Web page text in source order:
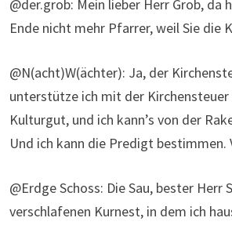
@der.grob: Mein lieber Herr Grob, da
Ende nicht mehr Pfarrer, weil Sie die
@N(acht)W(ächter): Ja, der
unterstütze ich mit der
Kulturgut, und ich kann’s von der
Und ich kann die Predigt bestimmen.
@Erdge Schoss: Die Sau, bester
verschlafenen Kurnest, in dem ich